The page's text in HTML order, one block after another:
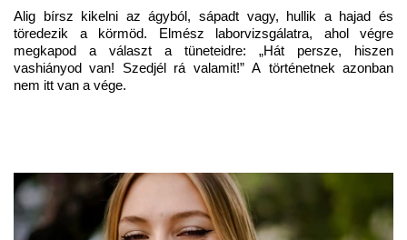
Alig bírsz kikelni az ágyból, sápadt vagy, hullik a hajad és
töredezik a körmöd. Elmész laborvizsgálatra, ahol végre
megkapod a választ a tüneteidre: „Hát persze, hiszen
vashiányod van! Szedjél rá valamit!” A történetnek azonban
nem itt van a vége.